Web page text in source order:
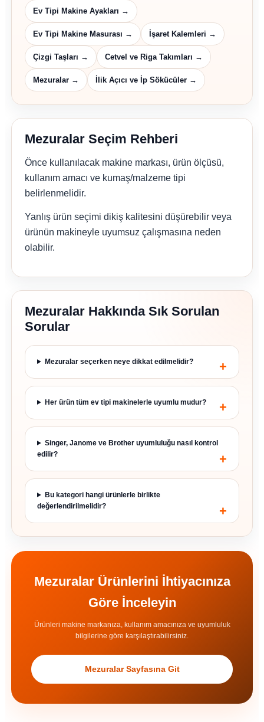
Ev Tipi Makine Ayakları →
Ev Tipi Makine Masurası → İşaret Kalemleri →
Çizgi Taşları → Cetvel ve Riga Takımları →
Mezuralar → İlik Açıcı ve İp Sökücüler →
Mezuralar Seçim Rehberi
Önce kullanılacak makine markası, ürün ölçüsü,
kullanım amacı ve kumaş/malzeme tipi
belirlenmelidir.
Yanlış ürün seçimi dikiş kalitesini düşürebilir veya
ürünün makineyle uyumsuz çalışmasına neden
olabilir.
Mezuralar Hakkında Sık Sorulan
Sorular
Mezuralar seçerken neye dikkat edilmelidir?
Her ürün tüm ev tipi makinelerle uyumlu mudur?
Singer, Janome ve Brother uyumluluğu nasıl kontrol
edilir?
Bu kategori hangi ürünlerle birlikte
değerlendirilmelidir?
Mezuralar Ürünlerini İhtiyacınıza
Göre İnceleyin
Ürünleri makine markanıza, kullanım amacınıza ve uyumluluk
bilgilerine göre karşılaştırabilirsiniz.
Mezuralar Sayfasına Git